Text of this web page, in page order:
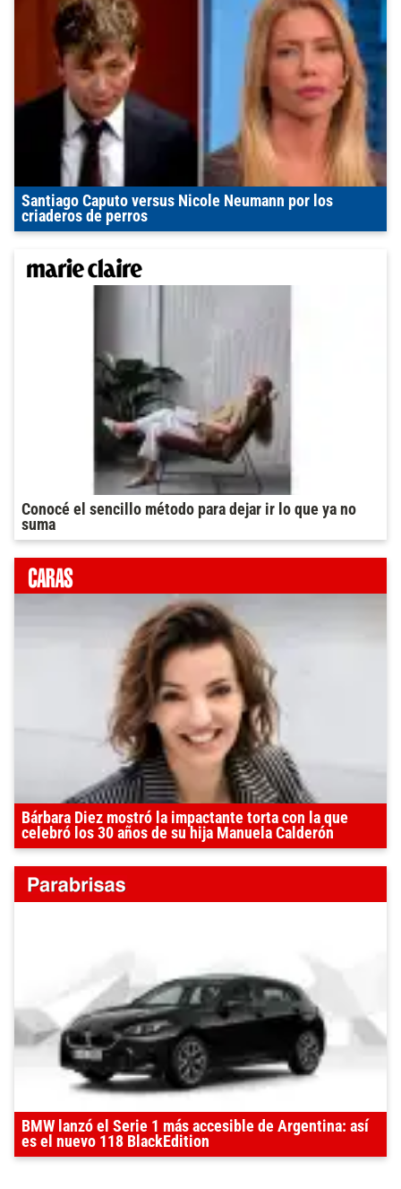
Santiago Caputo versus Nicole Neumann por los
criaderos de perros
Conocé el sencillo método para dejar ir lo que ya no
suma
Bárbara Diez mostró la impactante torta con la que
celebró los 30 años de su hija Manuela Calderón
BMW lanzó el Serie 1 más accesible de Argentina: así
es el nuevo 118 BlackEdition